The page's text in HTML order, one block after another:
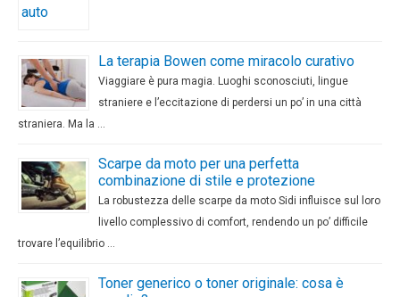
La terapia Bowen come miracolo curativo
Viaggiare è pura magia. Luoghi sconosciuti, lingue
straniere e l’eccitazione di perdersi un po’ in una città
straniera. Ma la …
Scarpe da moto per una perfetta
combinazione di stile e protezione
La robustezza delle scarpe da moto Sidi influisce sul loro
livello complessivo di comfort, rendendo un po’ difficile
trovare l’equilibrio …
Toner generico o toner originale: cosa è